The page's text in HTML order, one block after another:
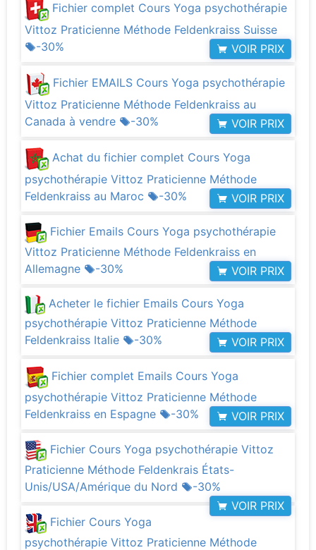
Fichier complet Cours Yoga psychothérapie
Vittoz Praticienne Méthode Feldenkraiss Suisse
-30%
VOIR PRIX
Fichier EMAILS Cours Yoga psychothérapie
Vittoz Praticienne Méthode Feldenkraiss au
Canada à vendre
-30% VOIR PRIX
Achat du fichier complet Cours Yoga
psychothérapie Vittoz Praticienne Méthode
Feldenkraiss au Maroc
-30% VOIR PRIX
Fichier Emails Cours Yoga psychothérapie
Vittoz Praticienne Méthode Feldenkraiss en
Allemagne
-30% VOIR PRIX
Acheter le fichier Emails Cours Yoga
psychothérapie Vittoz Praticienne Méthode
Feldenkraiss Italie
-30% VOIR PRIX
Fichier complet Emails Cours Yoga
psychothérapie Vittoz Praticienne Méthode
Feldenkraiss en Espagne
-30% VOIR PRIX
Fichier Cours Yoga psychothérapie Vittoz
Praticienne Méthode Feldenkrais États-
Unis/USA/Amérique du Nord
-30%
VOIR PRIX
Fichier Cours Yoga
psychothérapie Vittoz Praticienne Méthode